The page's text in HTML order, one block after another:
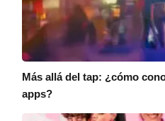
Más allá del tap: ¿cómo
apps?